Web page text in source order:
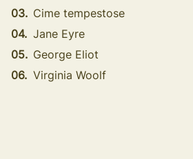
03. Cime tempestose
04. Jane Eyre
05. George Eliot
06. Virginia Woolf